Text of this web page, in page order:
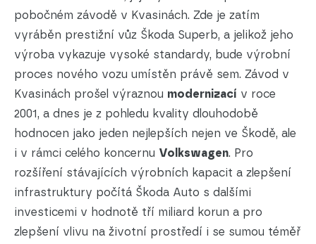
pobočném závodě v Kvasinách. Zde je zatím
vyráběn prestižní vůz Škoda Superb, a jelikož jeho
výroba vykazuje vysoké standardy, bude výrobní
proces nového vozu umístěn právě sem. Závod v
Kvasinách prošel výraznou modernizací v roce
2001, a dnes je z pohledu kvality dlouhodobě
hodnocen jako jeden nejlepších nejen ve Škodě, ale
i v rámci celého koncernu Volkswagen. Pro
rozšíření stávajících výrobních kapacit a zlepšení
infrastruktury počítá Škoda Auto s dalšími
investicemi v hodnotě tří miliard korun a pro
zlepšení vlivu na životní prostředí i se sumou téměř